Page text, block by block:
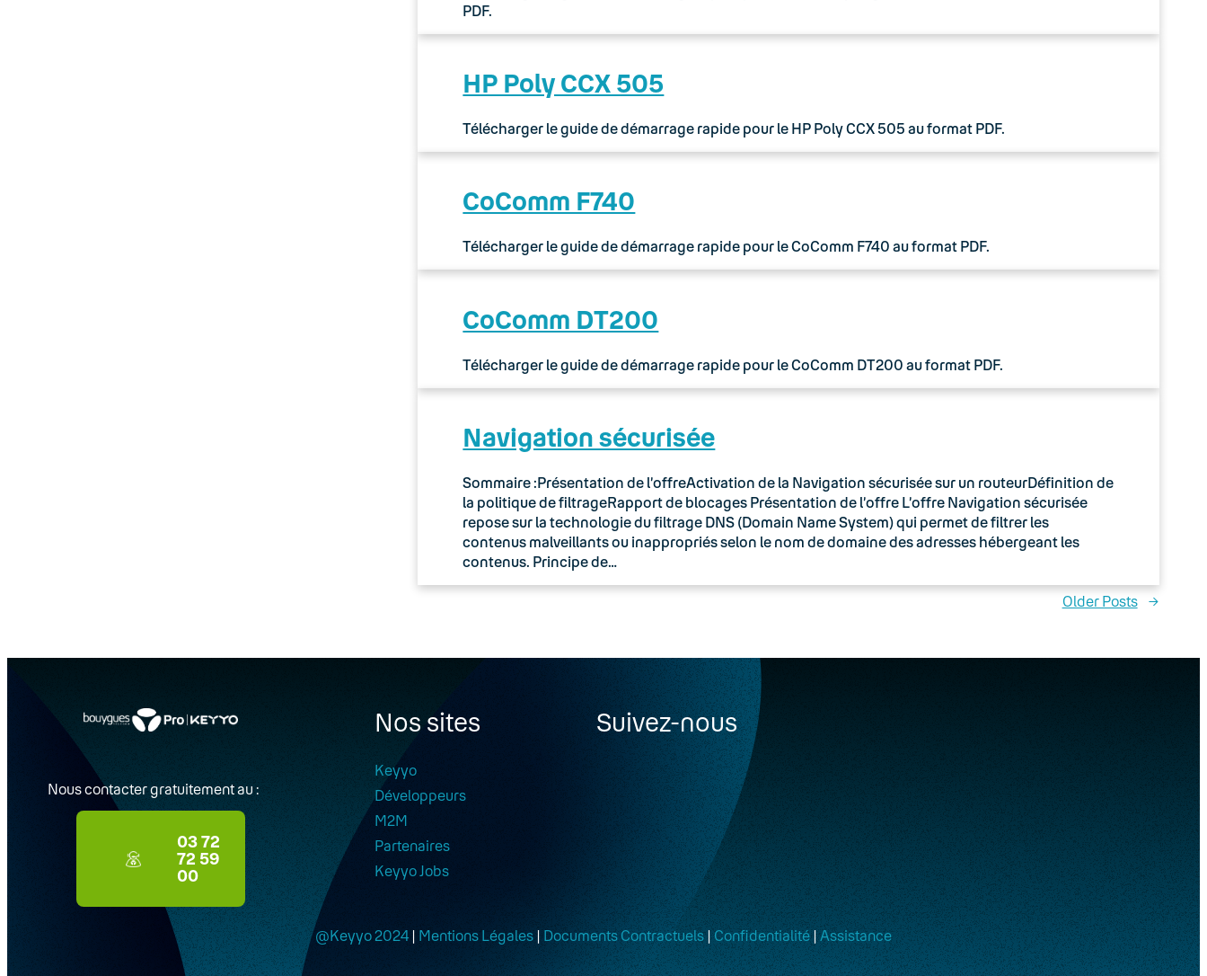
PDF.
HP Poly CCX 505
Télécharger le guide de démarrage rapide pour le HP Poly CCX 505 au format PDF.
CoComm F740
Télécharger le guide de démarrage rapide pour le CoComm F740 au format PDF.
CoComm DT200
Télécharger le guide de démarrage rapide pour le CoComm DT200 au format PDF.
Navigation sécurisée
Sommaire :Présentation de l’offreActivation de la Navigation sécurisée sur un routeurDéfinition de
la politique de filtrageRapport de blocages Présentation de l’offre L’offre Navigation sécurisée
repose sur la technologie du filtrage DNS (Domain Name System) qui permet de filtrer les
contenus malveillants ou inappropriés selon le nom de domaine des adresses hébergeant les
contenus. Principe de…
Older Posts →
Nous contacter gratuitement au :
03 72
72 59
00
Nos sites
Keyyo
Développeurs
M2M
Partenaires
Keyyo Jobs
Suivez-nous
@Keyyo 2024| Mentions Légales | Documents Contractuels|Confidentialité|Assistance